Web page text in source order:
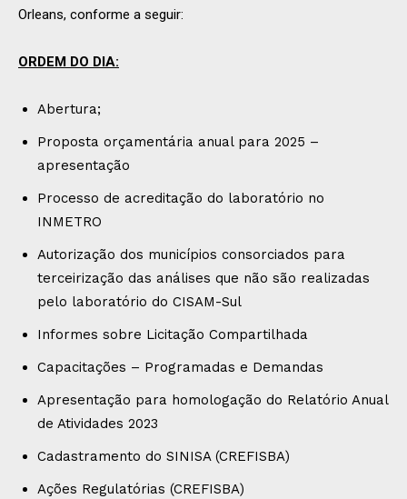
Orleans, conforme a seguir:
ORDEM DO DIA:
Abertura;
Proposta orçamentária anual para 2025 –
apresentação
Processo de acreditação do laboratório no
INMETRO
Autorização dos municípios consorciados para
terceirização das análises que não são realizadas
pelo laboratório do CISAM-Sul
Informes sobre Licitação Compartilhada
Capacitações – Programadas e Demandas
Apresentação para homologação do Relatório Anual
de Atividades 2023
Cadastramento do SINISA (CREFISBA)
Ações Regulatórias (CREFISBA)